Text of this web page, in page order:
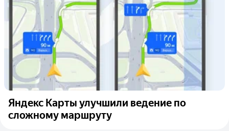
Яндекс Карты улучшили ведение по
сложному маршруту